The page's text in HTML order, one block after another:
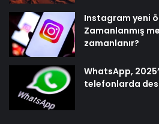
Instagram yeni
Zamanlanmış
zamanlanır?
WhatsApp,
telefonlarda